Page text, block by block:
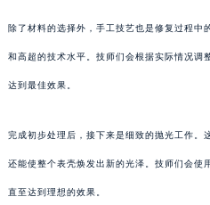
除了材料的选择外，手工技艺也是修复过程中
和高超的技术水平。技师们会根据实际情况调
达到最佳效果。
完成初步处理后，接下来是细致的抛光工作。
还能使整个表壳焕发出新的光泽。技师们会使
直至达到理想的效果。